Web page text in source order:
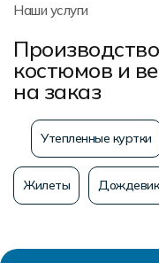
Наши услуги
костюмов и
на заказ
Утепленные куртки
Жилеты